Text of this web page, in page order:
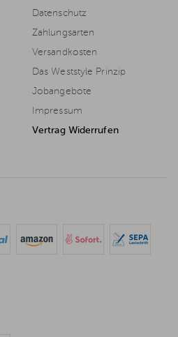
Datenschutz
Zahlungsarten
Versandkosten
Das Weststyle Prinzip
Jobangebote
Impressum
Vertrag Widerrufen